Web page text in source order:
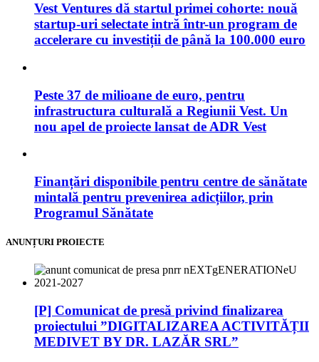
Vest Ventures dă startul primei cohorte: nouă
startup-uri selectate intră într-un program de
accelerare cu investiții de până la 100.000 euro
Peste 37 de milioane de euro, pentru
infrastructura culturală a Regiunii Vest. Un
nou apel de proiecte lansat de ADR Vest
Finanțări disponibile pentru centre de sănătate
mintală pentru prevenirea adicțiilor, prin
Programul Sănătate
ANUNȚURI PROIECTE
[P] Comunicat de presă privind finalizarea
proiectului ”DIGITALIZAREA ACTIVITĂȚII
MEDIVET BY DR. LAZĂR SRL”